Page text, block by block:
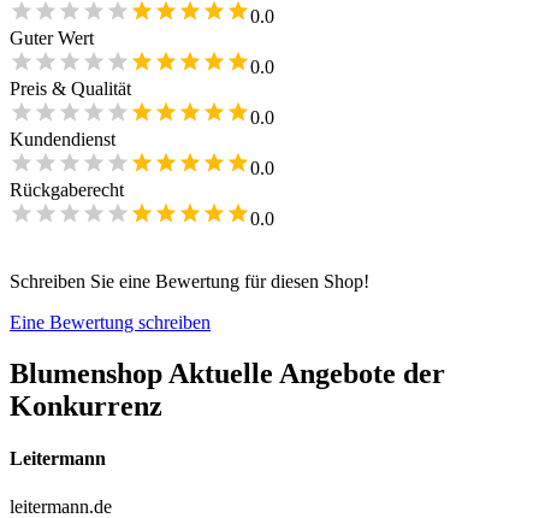
0.0
Guter Wert
0.0
Preis & Qualität
0.0
Kundendienst
0.0
Rückgaberecht
0.0
Schreiben Sie eine Bewertung für diesen Shop!
Eine Bewertung schreiben
Blumenshop Aktuelle Angebote der
Konkurrenz
Leitermann
leitermann.de